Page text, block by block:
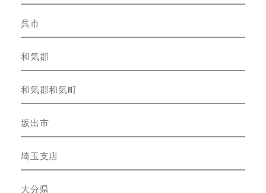
呉市
和気郡
和気郡和気町
坂出市
埼玉支店
大分県